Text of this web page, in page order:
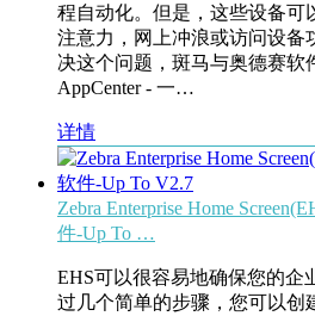
程自动化。但是，这些设备
注意力，网上冲浪或访问设备
决这个问题，斑马与奥德赛
AppCenter - 一…
详情
Zebra Enterprise Home
件-Up To …
EHS可以很容易地确保您的企业
过几个简单的步骤，您可以